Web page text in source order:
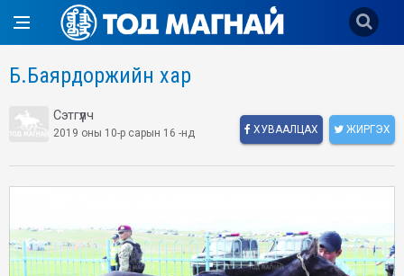
Б.Баярдоржийн хар
Сэтгүүлч
2019 оны 10-р сарын 16 -нд ХУВААЛЦАХ ЖИРГЭХ